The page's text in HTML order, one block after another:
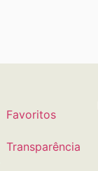
Favoritos
Transparência